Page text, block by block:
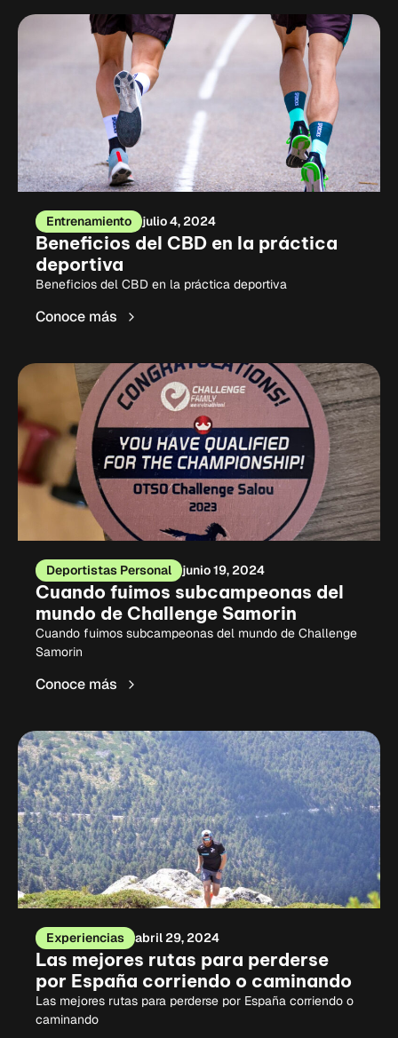
Entrenamiento julio 4, 2024
Beneficios del CBD en la práctica
deportiva
Beneficios del CBD en la práctica deportiva
Conoce más
Deportistas Personal junio 19, 2024
Cuando fuimos subcampeonas del
mundo de Challenge Samorin
Cuando fuimos subcampeonas del mundo de Challenge
Samorin
Conoce más
Experiencias abril 29, 2024
Las mejores rutas para perderse
por España corriendo o caminando
Las mejores rutas para perderse por España corriendo o
caminando